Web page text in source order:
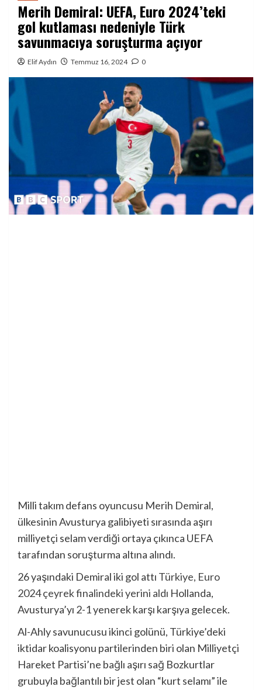
Merih Demiral: UEFA, Euro 2024’teki
gol kutlaması nedeniyle Türk
savunmacıya soruşturma açıyor
Elif Aydın Temmuz 16, 2024 0
Milli takım defans oyuncusu Merih Demiral,
ülkesinin Avusturya galibiyeti sırasında aşırı
milliyetçi selam verdiği ortaya çıkınca UEFA
tarafından soruşturma altına alındı.
26 yaşındaki Demiral iki gol attı Türkiye, Euro
2024 çeyrek finalindeki yerini aldı Hollanda,
Avusturya’yı 2-1 yenerek karşı karşıya gelecek.
Al-Ahly savunucusu ikinci golünü, Türkiye’deki
iktidar koalisyonu partilerinden biri olan Milliyetçi
Hareket Partisi’ne bağlı aşırı sağ Bozkurtlar
grubuyla bağlantılı bir jest olan “kurt selamı” ile